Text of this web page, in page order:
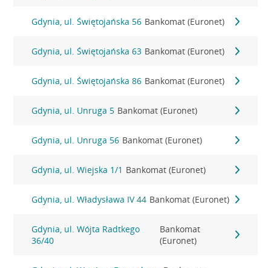
Gdynia, ul. Świętojańska 56 Bankomat (Euronet)
Gdynia, ul. Świętojańska 63 Bankomat (Euronet)
Gdynia, ul. Świętojańska 86 Bankomat (Euronet)
Gdynia, ul. Unruga 5 Bankomat (Euronet)
Gdynia, ul. Unruga 56 Bankomat (Euronet)
Gdynia, ul. Wiejska 1/1 Bankomat (Euronet)
Gdynia, ul. Władysława IV 44 Bankomat (Euronet)
Gdynia, ul. Wójta Radtkego
36/40
Bankomat
(Euronet)